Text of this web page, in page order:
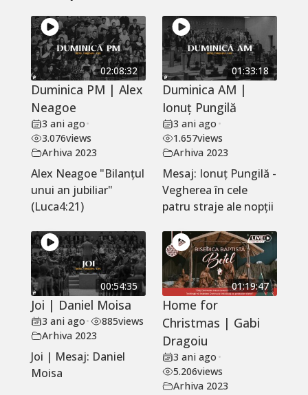
02:08:32
Duminica PM | Alex
Neagoe
3 ani ago•
3.076views
Arhiva 2023
Alex Neagoe "Bilanțul
unui an jubiliar"
(Luca4:21)
01:33:18
Duminica AM |
Ionuț Pungilă
3 ani ago •
1.657views
Arhiva 2023
Mesaj: Ionuț Pungilă -
Vegherea în cele
patru straje ale nopții
00:54:35
Joi | Daniel Moisa
3 ani ago• 885views
Arhiva 2023
Joi | Mesaj: Daniel
Moisa
01:19:47
Home for
Christmas | Gabi
Dragoiu
3 ani ago •
5.206views
Arhiva 2023